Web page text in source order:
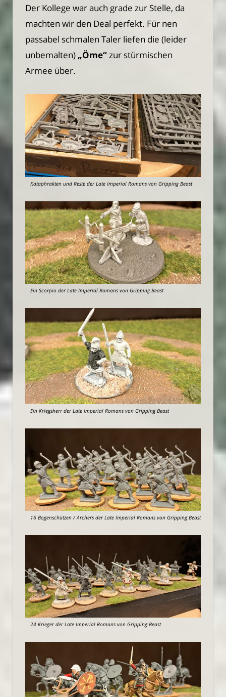
Der Kollege war auch grade zur Stelle, da
machten wir den Deal perfekt. Für nen
passabel schmalen Taler liefen die (leider
unbemalten) „Öme“zur stürmischen
Armee über.
Kataphrakten und Reste der Late Imperial Romans von Gripping Beast
Ein Scorpio der Late Imperial Romans von Gripping Beast
Ein Kriegsherr der Late Imperial Romans von Gripping Beast
16 Bogenschützen / Archers der Late Imperial Romans von Gripping Beast
24 Krieger der Late Imperial Romans von Gripping Beast